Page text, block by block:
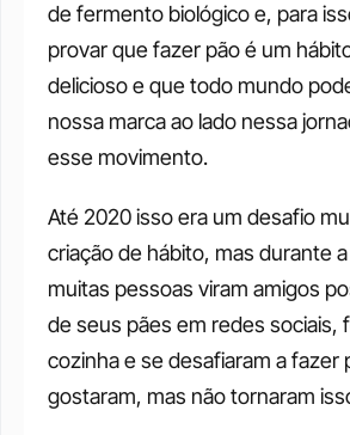
de fermento biológico e, para
provar que fazer pão é um
delicioso e que todo mundo
nossa marca ao lado nessa
esse movimento.
Até 2020 isso era um desafio
criação de hábito, mas durante
muitas pessoas viram amigos
de seus pães em redes sociais,
cozinha e se desafiaram a fazer
gostaram, mas não tornaram